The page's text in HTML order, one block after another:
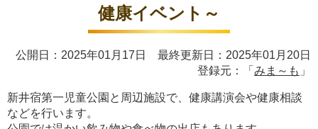
健康イベント～
公開日：2025年01月17日 最終更新日：2025年01月20日
登録元：「 みま～も 」
新井宿第一児童公園と周辺施設で、健康講演会や健康相談
などを行います。